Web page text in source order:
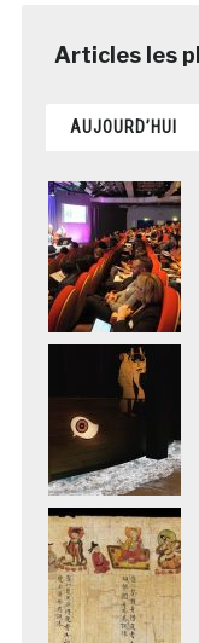
AUJOURD’HUI